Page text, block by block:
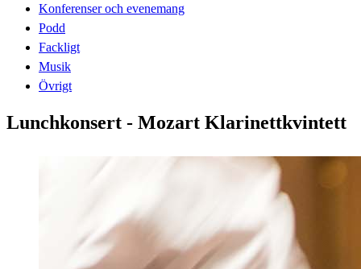
Konferenser och evenemang
Podd
Fackligt
Musik
Övrigt
Lunchkonsert - Mozart Klarinettkvintett